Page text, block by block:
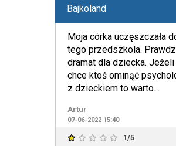
Bajkoland
Moja córka uczęszczała
tego przedszkola.
dramat dla dziecka. Jeżeli
chce ktoś ominąć
z dzieckiem to warto
kłamst
Artur
07-06-2022 15:40
1/5